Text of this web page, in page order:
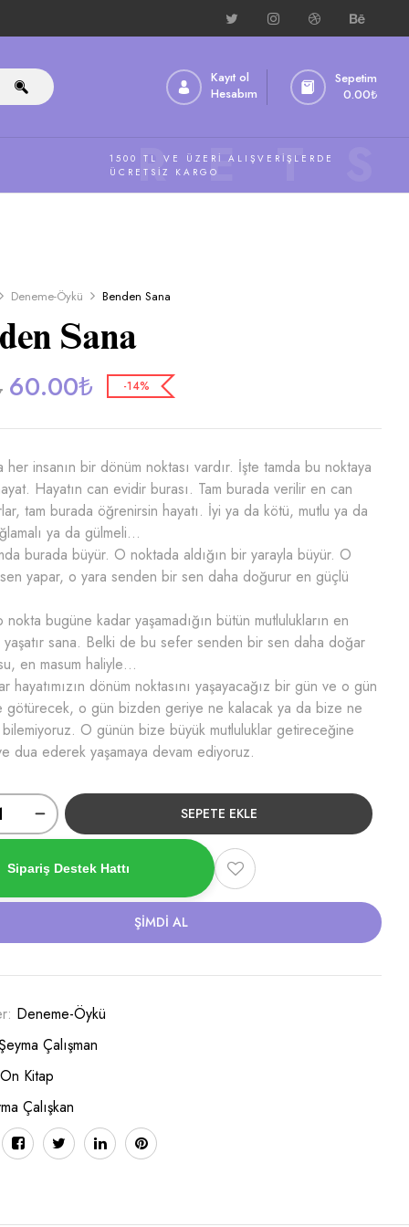
Kayıt ol
Hesabım
Sepetim
0.00₺
1500 TL VE ÜZERI ALIŞVERIŞLERDE
ÜCRETSIZ KARGO
Deneme-Öykü Benden Sana
Sana
60.00₺ -14%
her insanın bir dönüm noktası vardır. İşte tamda bu noktaya
Hayatın can evidir burası. Tam burada verilir en can
tam burada öğrenirsin hayatı. İyi ya da kötü, mutlu ya da
ya da gülmeli…
burada büyür. O noktada aldığın bir yarayla büyür. O
yapar, o yara senden bir sen daha doğurur en güçlü
bugüne kadar yaşamadığın bütün mutlulukların en
yaşatır sana. Belki de bu sefer senden bir sen daha doğar
en masum haliyle…
hayatımızın dönüm noktasını yaşayacağız bir gün ve o gün
götürecek, o gün bizden geriye ne kalacak ya da bize ne
O günün bize büyük mutluluklar getireceğine
dua ederek yaşamaya devam ediyoruz.
SEPETE EKLE
Sipariş Destek Hattı
ŞIMDI AL
Deneme-Öykü
Çalışman
Kitap
Çalışkan